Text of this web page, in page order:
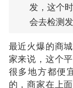
发，这个
会去检测
最近火爆的商城
家来说，这个
很多地方都便
的，商家在上